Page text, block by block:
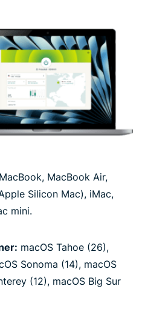
MacBook, MacBook Air,
Silicon Mac), iMac,
mini.
macOS Tahoe (26),
Sonoma (14), macOS
(12), macOS Big Sur